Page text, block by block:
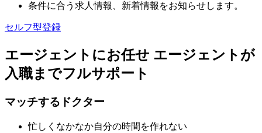
条件に合う求人情報、新着情報をお知らせします。
セルフ型登録
エージェントにお任せ エージェントが
入職までフルサポート
マッチするドクター
忙しくなかなか自分の時間を作れない